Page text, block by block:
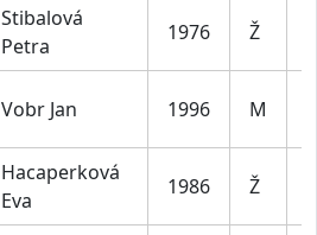
Stibalová
Petra
1976 Ž
Vobr Jan 1996 M
Hacaperková
Eva
1986 Ž